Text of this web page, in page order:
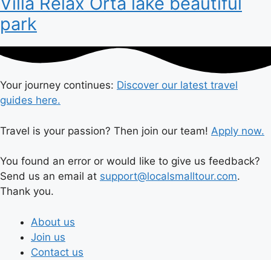
park
Your journey continues: Discover our latest travel
guides here.
Travel is your passion? Then join our team! Apply now.
You found an error or would like to give us feedback?
Send us an email at support@localsmalltour.com.
Thank you.
About us
Join us
Contact us